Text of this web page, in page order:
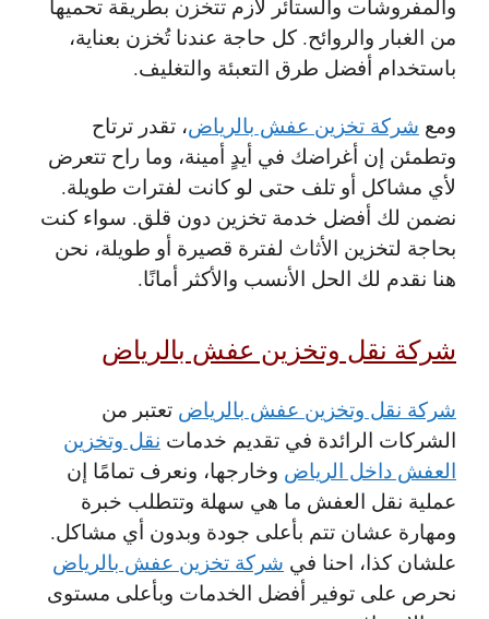
والمفروشات والستائر لازم تتخزن بطريقة تحميها
من الغبار والروائح. كل حاجة عندنا تُخزن بعناية،
باستخدام أفضل طرق التعبئة والتغليف.
ومع شركة تخزين عفش بالرياض، تقدر ترتاح
وتطمئن إن أغراضك في أيدٍ أمينة، وما راح تتعرض
لأي مشاكل أو تلف حتى لو كانت لفترات طويلة.
نضمن لك أفضل خدمة تخزين دون قلق. سواء كنت
بحاجة لتخزين الأثاث لفترة قصيرة أو طويلة، نحن
هنا نقدم لك الحل الأنسب والأكثر أمانًا.
شركة نقل وتخزين عفش بالرياض
شركة نقل وتخزين عفش بالرياض تعتبر من
الشركات الرائدة في تقديم خدمات نقل وتخزين
العفش داخل الرياض وخارجها، ونعرف تمامًا إن
عملية نقل العفش ما هي سهلة وتتطلب خبرة
ومهارة عشان تتم بأعلى جودة وبدون أي مشاكل.
علشان كذا، احنا في شركة تخزين عفش بالرياض
نحرص على توفير أفضل الخدمات وبأعلى مستوى